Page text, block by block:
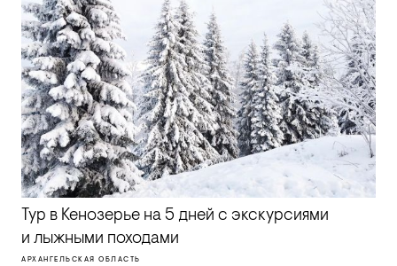
Тур в Кенозерье на 5 дней с экскурсиями
и лыжными походами
АРХАНГЕЛЬСКАЯ ОБЛАСТЬ